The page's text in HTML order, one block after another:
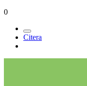
0
Citera